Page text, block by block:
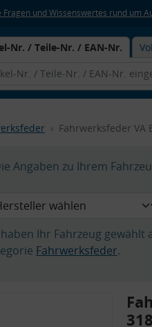
und Wissenswertes rund um
Nr. / Teile-Nr. / EAN-Nr.
Fahrwerksfeder VA
Angaben zu Ihrem
haben Ihr Fahrzeug
Fahrwerksfeder.